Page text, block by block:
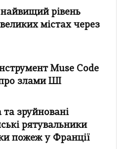
найвищий рівень
містах через
Muse Code
злами ШІ
та зруйновані
рятувальники
пожеж у Франції